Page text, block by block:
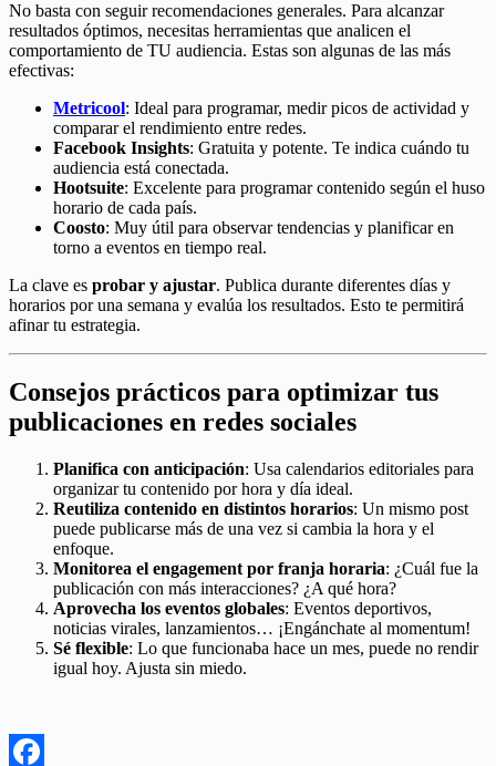
No basta con seguir recomendaciones generales. Para alcanzar
resultados óptimos, necesitas herramientas que analicen el
comportamiento de TU audiencia. Estas son algunas de las más
efectivas:
Metricool: Ideal para programar, medir picos de actividad y
comparar el rendimiento entre redes.
Facebook Insights: Gratuita y potente. Te indica cuándo tu
audiencia está conectada.
Hootsuite: Excelente para programar contenido según el huso
horario de cada país.
Coosto: Muy útil para observar tendencias y planificar en
torno a eventos en tiempo real.
La clave es probar y ajustar. Publica durante diferentes días y
horarios por una semana y evalúa los resultados. Esto te permitirá
afinar tu estrategia.
Consejos prácticos para optimizar tus
publicaciones en redes sociales
Planifica con anticipación: Usa calendarios editoriales para
organizar tu contenido por hora y día ideal.
Reutiliza contenido en distintos horarios: Un mismo post
puede publicarse más de una vez si cambia la hora y el
enfoque.
Monitorea el engagement por franja horaria: ¿Cuál fue la
publicación con más interacciones? ¿A qué hora?
Aprovecha los eventos globales: Eventos deportivos,
noticias virales, lanzamientos… ¡Engánchate al momentum!
Sé flexible: Lo que funcionaba hace un mes, puede no rendir
igual hoy. Ajusta sin miedo.